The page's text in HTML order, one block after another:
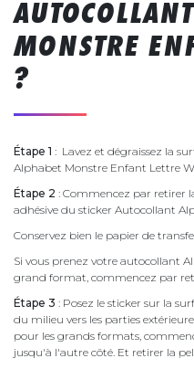
MONSTRE
?
Étape 1 : Lavez et dégraissez la
Alphabet Monstre Enfant Lettre W
Étape 2 : Commencez par retirer
adhésive du sticker Autocollant
Conservez bien le papier de
Si vous prenez votre autocollant
grand format, commencez par
Étape 3 : Posez le sticker sur la
du milieu vers les parties
pour les grands formats,
jusqu'à l'autre côté. Et retirer la